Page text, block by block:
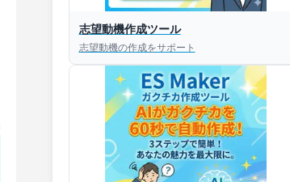
今すぐESを
添削してほしい！
志望動機作成ツール
志望動機の作成をサポート